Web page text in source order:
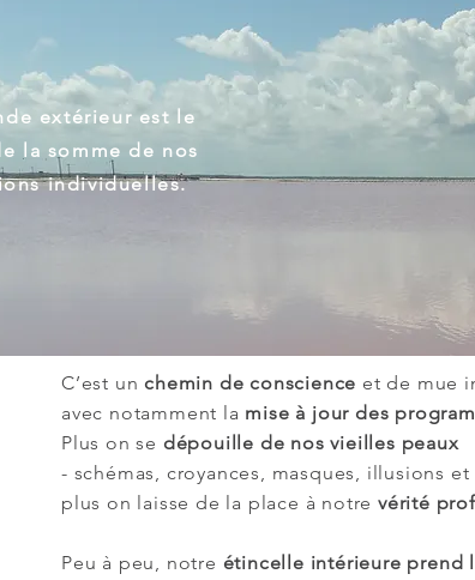
extérieur est le
la somme de nos
individuelles.
C’est un chemin de conscience et de mue
avec notamment la mise à jour des
Plus on se dépouille de nos vieilles peaux
- schémas, croyances, masques, illusions
plus on laisse de la place à notre vérité
Peu à peu, notre étincelle intérieure prend